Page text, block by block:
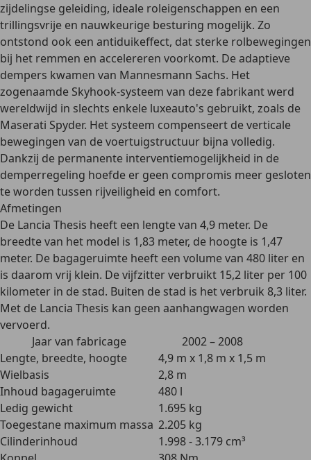
zijdelingse geleiding, ideale roleigenschappen en een
trillingsvrije en nauwkeurige besturing mogelijk. Zo
ontstond ook een antiduikeffect, dat sterke rolbewegingen
bij het remmen en accelereren voorkomt. De adaptieve
dempers kwamen van Mannesmann Sachs. Het
zogenaamde Skyhook-systeem van deze fabrikant werd
wereldwijd in slechts enkele luxeauto's gebruikt, zoals de
Maserati Spyder. Het systeem compenseert de verticale
bewegingen van de voertuigstructuur bijna volledig.
Dankzij de permanente interventiemogelijkheid in de
demperregeling hoefde er geen compromis meer gesloten
te worden tussen rijveiligheid en comfort.
Afmetingen
De Lancia Thesis heeft een lengte van 4,9 meter. De
breedte van het model is 1,83 meter, de hoogte is 1,47
meter. De bagageruimte heeft een volume van 480 liter en
is daarom vrij klein. De vijfzitter verbruikt 15,2 liter per 100
kilometer in de stad. Buiten de stad is het verbruik 8,3 liter.
Met de Lancia Thesis kan geen aanhangwagen worden
vervoerd.
Jaar van fabricage
2002 – 2008
Lengte, breedte, hoogte
4,9 m x 1,8 m x 1,5 m
Wielbasis
2,8 m
Inhoud bagageruimte
480 l
Ledig gewicht
1.695 kg
Toegestane maximum massa 2.205 kg
Cilinderinhoud
1.998 - 3.179 cm³